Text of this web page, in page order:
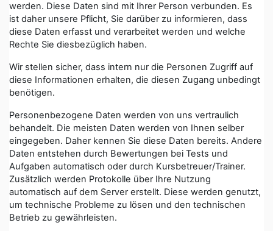
werden. Diese Daten sind mit Ihrer Person verbunden. Es
ist daher unsere Pflicht, Sie darüber zu informieren, dass
diese Daten erfasst und verarbeitet werden und welche
Rechte Sie diesbezüglich haben.
Wir stellen sicher, dass intern nur die Personen Zugriff auf
diese Informationen erhalten, die diesen Zugang unbedingt
benötigen.
Personenbezogene Daten werden von uns vertraulich
behandelt. Die meisten Daten werden von Ihnen selber
eingegeben. Daher kennen Sie diese Daten bereits. Andere
Daten entstehen durch Bewertungen bei Tests und
Aufgaben automatisch oder durch Kursbetreuer/Trainer.
Zusätzlich werden Protokolle über Ihre Nutzung
automatisch auf dem Server erstellt. Diese werden genutzt,
um technische Probleme zu lösen und den technischen
Betrieb zu gewährleisten.